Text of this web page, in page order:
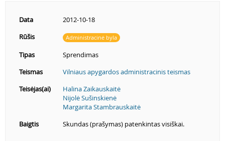
Data
2012-10-18
Rūšis
Administracinė byla
Tipas
Sprendimas
Teismas
Vilniaus apygardos administracinis teismas
Teisėjas(ai)
Halina Zaikauskaitė
Nijolė Sušinskienė
Margarita Stambrauskaitė
Baigtis
Skundas (prašymas) patenkintas visiškai.